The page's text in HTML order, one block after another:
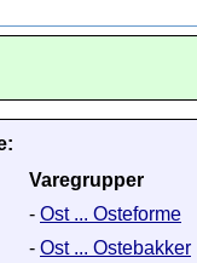
Varegrupper
- Ost ... Osteforme
- Ost ... Ostebakker